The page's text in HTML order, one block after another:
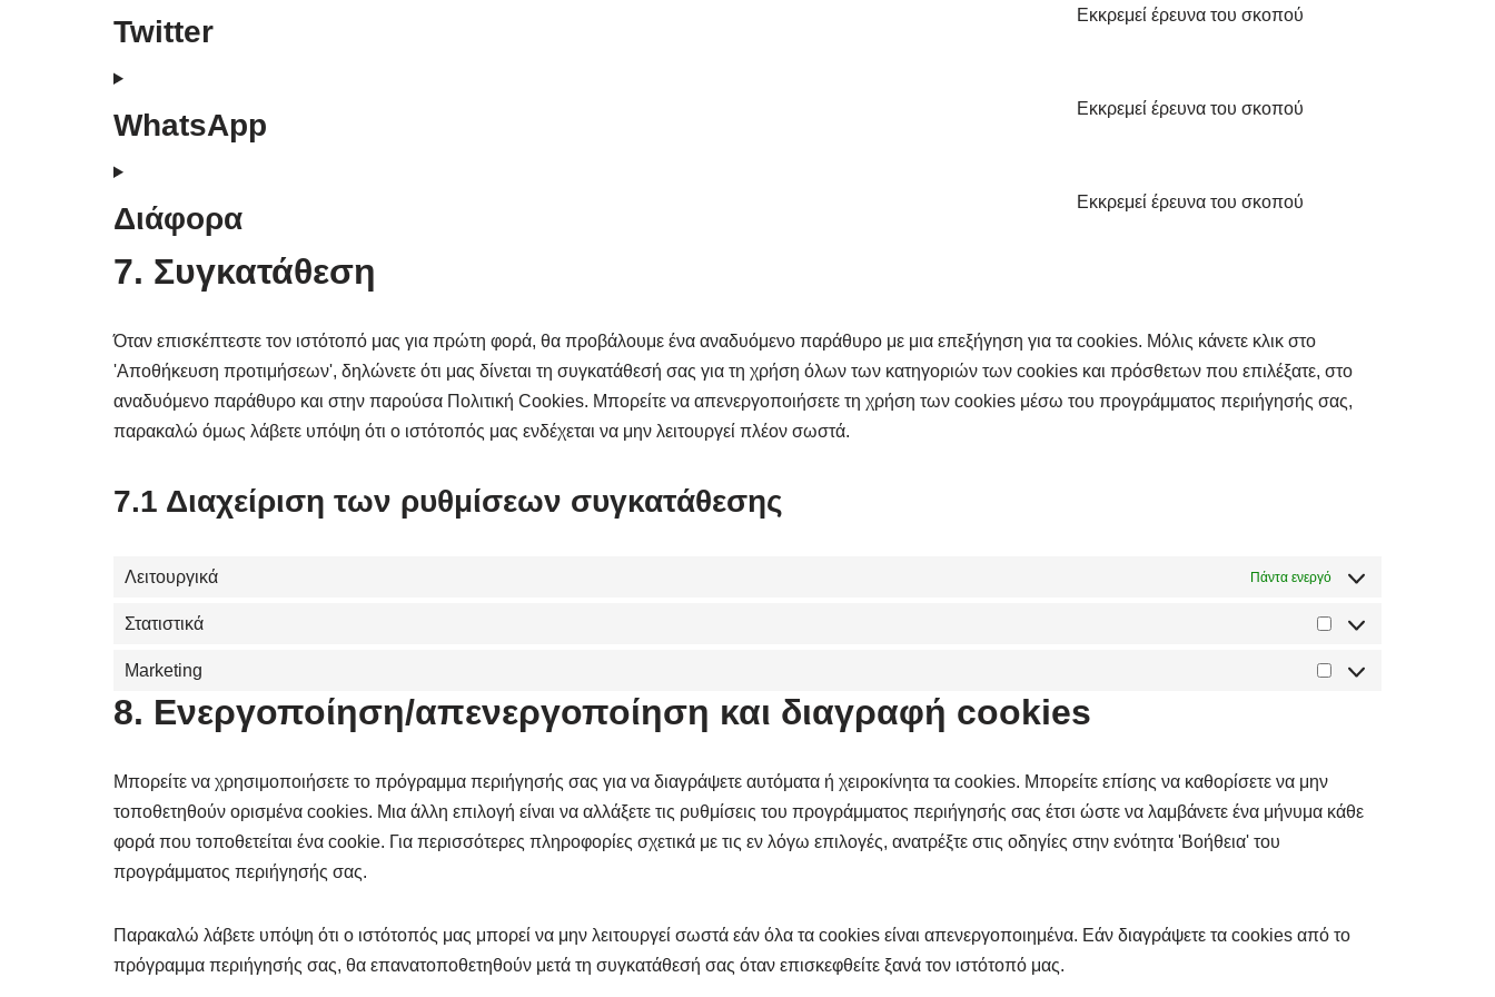
Twitter Εκκρεμεί έρευνα του σκοπού
WhatsApp Εκκρεμεί έρευνα του σκοπού
Διάφορα Εκκρεμεί έρευνα του σκοπού
7. Συγκατάθεση
Όταν επισκέπτεστε τον ιστότοπό μας για πρώτη φορά, θα προβάλουμε ένα αναδυόμενο παράθυρο με μια επεξήγηση για τα cookies. Μόλις κάνετε κλικ στο
'Αποθήκευση προτιμήσεων', δηλώνετε ότι μας δίνεται τη συγκατάθεσή σας για τη χρήση όλων των κατηγοριών των cookies και πρόσθετων που επιλέξατε, στο
αναδυόμενο παράθυρο και στην παρούσα Πολιτική Cookies. Μπορείτε να απενεργοποιήσετε τη χρήση των cookies μέσω του προγράμματος περιήγησής σας,
παρακαλώ όμως λάβετε υπόψη ότι ο ιστότοπός μας ενδέχεται να μην λειτουργεί πλέον σωστά.
7.1 Διαχείριση των ρυθμίσεων συγκατάθεσης
Λειτουργικά Πάντα ενεργό
Στατιστικά
Marketing
8. Ενεργοποίηση/απενεργοποίηση και διαγραφή cookies
Μπορείτε να χρησιμοποιήσετε το πρόγραμμα περιήγησής σας για να διαγράψετε αυτόματα ή χειροκίνητα τα cookies. Μπορείτε επίσης να καθορίσετε να μην
τοποθετηθούν ορισμένα cookies. Μια άλλη επιλογή είναι να αλλάξετε τις ρυθμίσεις του προγράμματος περιήγησής σας έτσι ώστε να λαμβάνετε ένα μήνυμα κάθε
φορά που τοποθετείται ένα cookie. Για περισσότερες πληροφορίες σχετικά με τις εν λόγω επιλογές, ανατρέξτε στις οδηγίες στην ενότητα 'Βοήθεια' του
προγράμματος περιήγησής σας.
Παρακαλώ λάβετε υπόψη ότι ο ιστότοπός μας μπορεί να μην λειτουργεί σωστά εάν όλα τα cookies είναι απενεργοποιημένα. Εάν διαγράψετε τα cookies από το
πρόγραμμα περιήγησής σας, θα επανατοποθετηθούν μετά τη συγκατάθεσή σας όταν επισκεφθείτε ξανά τον ιστότοπό μας.